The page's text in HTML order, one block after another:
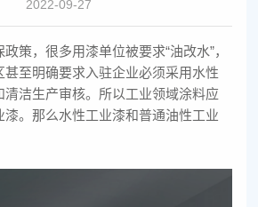
2022-09-27
，很多用漆单位被要求“油改水”，
甚至明确要求入驻企业必须采用水性
清洁生产审核。所以工业领域涂料应
漆。那么水性工业漆和普通油性工业